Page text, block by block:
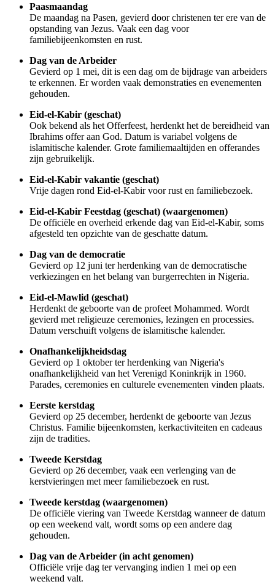
Paasmaandag
De maandag na Pasen, gevierd door christenen ter ere van de
opstanding van Jezus. Vaak een dag voor
familiebijeenkomsten en rust.
Dag van de Arbeider
Gevierd op 1 mei, dit is een dag om de bijdrage van arbeiders
te erkennen. Er worden vaak demonstraties en evenementen
gehouden.
Eid-el-Kabir (geschat)
Ook bekend als het Offerfeest, herdenkt het de bereidheid van
Ibrahims offer aan God. Datum is variabel volgens de
islamitische kalender. Grote familiemaaltijden en offerandes
zijn gebruikelijk.
Eid-el-Kabir vakantie (geschat)
Vrije dagen rond Eid-el-Kabir voor rust en familiebezoek.
Eid-el-Kabir Feestdag (geschat) (waargenomen)
De officiële en overheid erkende dag van Eid-el-Kabir, soms
afgesteld ten opzichte van de geschatte datum.
Dag van de democratie
Gevierd op 12 juni ter herdenking van de democratische
verkiezingen en het belang van burgerrechten in Nigeria.
Eid-el-Mawlid (geschat)
Herdenkt de geboorte van de profeet Mohammed. Wordt
gevierd met religieuze ceremonies, lezingen en processies.
Datum verschuift volgens de islamitische kalender.
Onafhankelijkheidsdag
Gevierd op 1 oktober ter herdenking van Nigeria's
onafhankelijkheid van het Verenigd Koninkrijk in 1960.
Parades, ceremonies en culturele evenementen vinden plaats.
Eerste kerstdag
Gevierd op 25 december, herdenkt de geboorte van Jezus
Christus. Familie bijeenkomsten, kerkactiviteiten en cadeaus
zijn de tradities.
Tweede Kerstdag
Gevierd op 26 december, vaak een verlenging van de
kerstvieringen met meer familiebezoek en rust.
Tweede kerstdag (waargenomen)
De officiële viering van Tweede Kerstdag wanneer de datum
op een weekend valt, wordt soms op een andere dag
gehouden.
Dag van de Arbeider (in acht genomen)
Officiële vrije dag ter vervanging indien 1 mei op een
weekend valt.